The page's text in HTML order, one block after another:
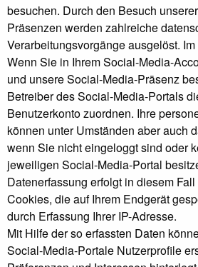
besuchen. Durch den Besuch
Präsenzen werden zahlreiche
Verarbeitungsvorgänge ausgelöst.
Wenn Sie in Ihrem Social-Media-
und unsere Social-Media-Präsenz
Betreiber des Social-Media-Portals
Benutzerkonto zuordnen. Ihre
können unter Umständen aber auch
wenn Sie nicht eingeloggt sind oder
jeweiligen Social-Media-Portal
Datenerfassung erfolgt in diesem
Cookies, die auf Ihrem Endgerät
durch Erfassung Ihrer IP-Adresse.
Mit Hilfe der so erfassten Daten
Social-Media-Portale Nutzerprofile